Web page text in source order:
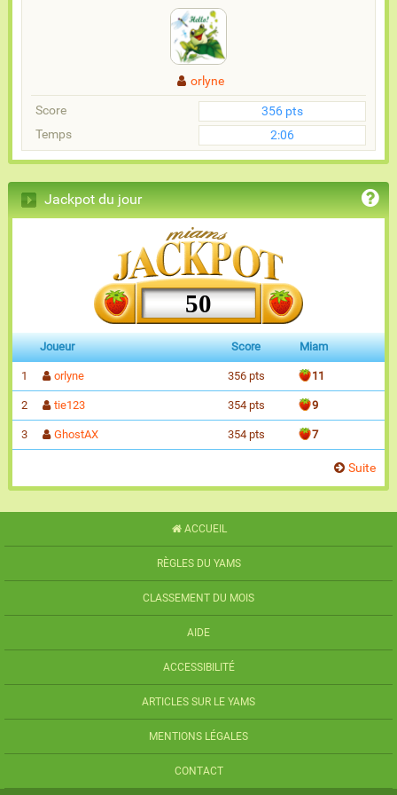
orlyne
Score
356 pts
Temps
2:06
Jackpot du jour
50
Joueur Score Miam
1 orlyne 356 pts 11
2 tie123 354 pts 9
3 GhostAX 354 pts 7
Suite
ACCUEIL
RÈGLES DU YAMS
CLASSEMENT DU MOIS
AIDE
ACCESSIBILITÉ
ARTICLES SUR LE YAMS
MENTIONS LÉGALES
CONTACT